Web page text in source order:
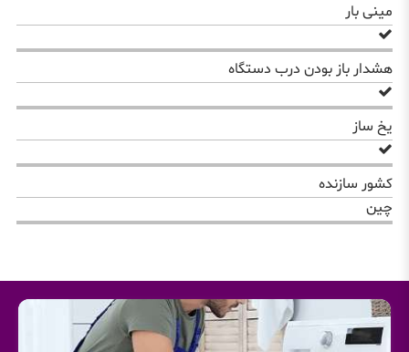
مینی بار
هشدار باز بودن درب دستگاه
یخ ساز
کشور سازنده
چین